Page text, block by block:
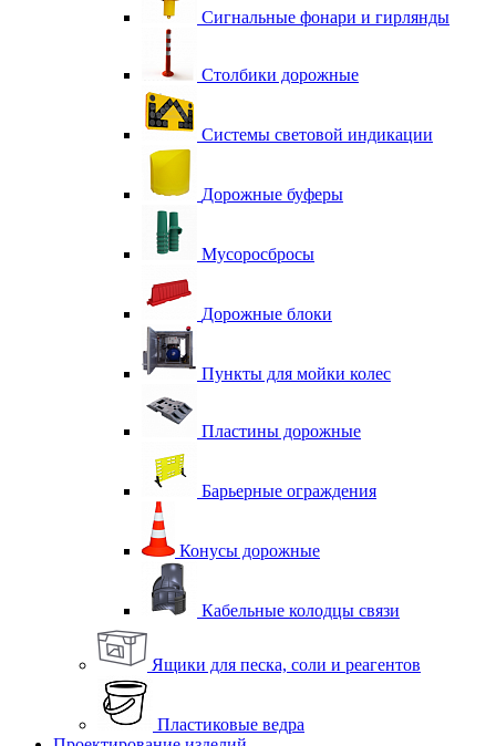
Сигнальные фонари и гирлянды
Столбики дорожные
Системы световой индикации
Дорожные буферы
Мусоросбросы
Дорожные блоки
Пункты для мойки колес
Пластины дорожные
Барьерные ограждения
Конусы дорожные
Кабельные колодцы связи
Ящики для песка, соли и реагентов
Пластиковые ведра